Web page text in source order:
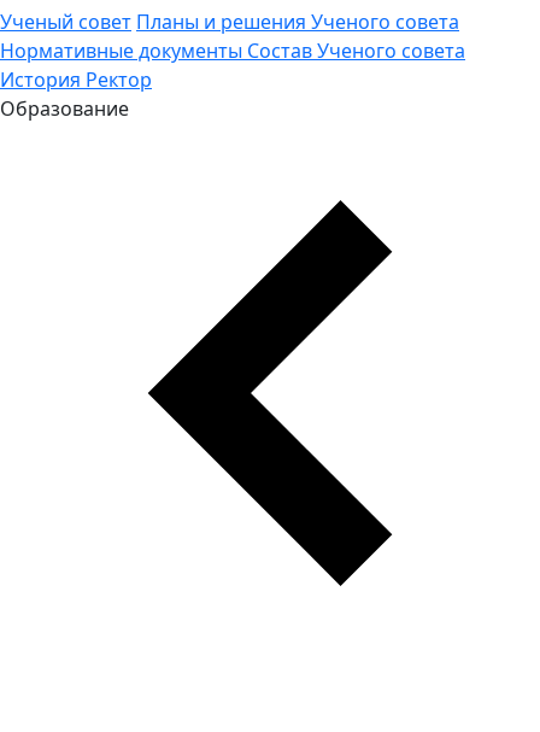
Ученый совет Планы и решения Ученого совета
Нормативные документы Состав Ученого совета
История Ректор
Образование